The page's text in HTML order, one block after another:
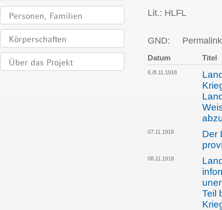
Lit.: HLFL
GND:
Datum Titel
6./8.11.1918
07.11.1918
Der
08.11.1918
Teil